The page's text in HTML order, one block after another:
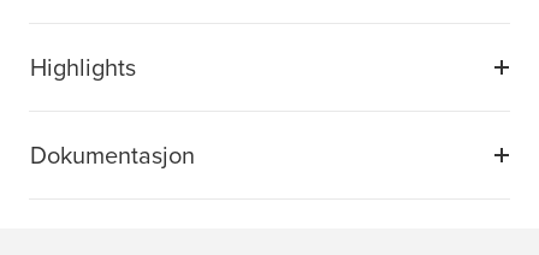
Highlights
Dokumentasjon